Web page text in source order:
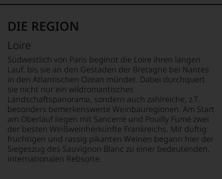
Medaillen
Weinjournalisten
Fachpublikationen
unseren
Aussendungen
oder
in
unserem
Webshop,
um
zu
unterstreichen,
auf
welch
REBSORTEN
10 °C
ALKOHOLGEHALT
13 % Vol.
GESCHMACK
Konservierungsmittel
(SULFITE)
DIE REGION
Loire
Südwestlich von Paris beginnt die Loire ihren langen
Lauf, bis sie an den Gestaden der Bretagne bei Nantes
in den Atlantischen Ozean mündet. Dabei durchquert
sie nicht nur ein wildromantisches
Landschaftspanorama, sondern auch zahlreiche, z.T.
besonders bemerkenswerte Weinbauregionen. Am Start
am Oberlauf liegen mit Sancerre und Pouilly Fumé zwei
der besten Weißweinherkünfte Frankreichs. Mit duftig
fruchtigen und rassig pikanten Weinen begann hier der
Siegeszug des Sauvignon Blanc zu einer bedeutenden,
internationalen Rebsorte.